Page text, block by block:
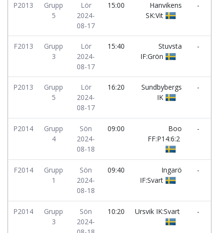
P2013
Grupp
5
Lör
2024-
08-17
15:00
Hanvikens
SK:Vit
-
F2013
Grupp
3
Lör
2024-
08-17
15:40
Stuvsta
IF:Grön
-
P2013
Grupp
5
Lör
2024-
08-17
16:20
Sundbybergs
IK
-
P2014
Grupp
4
Sön
2024-
08-18
09:00
Boo
FF:P14:6:2
-
F2014
Grupp
1
Sön
2024-
08-18
09:40
Ingarö
IF:Svart
-
P2014
Grupp
3
Sön
2024-
10:20 Ursvik IK:Svart -